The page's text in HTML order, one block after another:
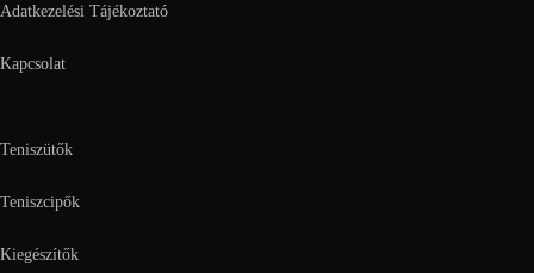
Adatkezelési Tájékoztató
Kapcsolat
Teniszütők
Teniszcipők
Kiegészítők